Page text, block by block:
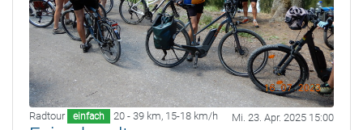
Radtour einfach 20 - 39 km, 15-18 km/h Mi. 23. Apr. 2025 15:00